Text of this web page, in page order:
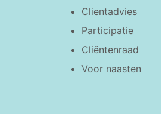
Clientadvies
Participatie
Cliëntenraad
Voor naasten